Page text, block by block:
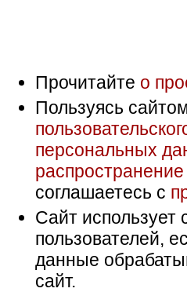
Прочитайте о
Пользуясь
персональных
соглашаетесь с
Сайт
пользователей,
данные
сайт.